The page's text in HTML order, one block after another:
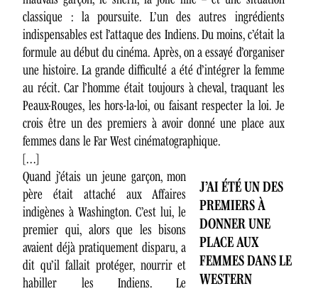
classique : la poursuite. L’un des autres ingrédients
indispensables est l’attaque des Indiens. Du moins, c’était la
formule au début du cinéma. Après, on a essayé d’organiser
une histoire. La grande difficulté a été d’intégrer la femme
au récit. Car l’homme était toujours à cheval, traquant les
Peaux-Rouges, les hors-la-loi, ou faisant respecter la loi. Je
crois être un des premiers à avoir donné une place aux
femmes dans le Far West cinématographique.
[…]
J’AI ÉTÉ UN DES
PREMIERS À
DONNER UNE
PLACE AUX
FEMMES DANS LE
WESTERN
Quand j’étais un jeune garçon, mon
père était attaché aux Affaires
indigènes à Washington. C’est lui, le
premier qui, alors que les bisons
avaient déjà pratiquement disparu, a
dit qu’il fallait protéger, nourrir et
habiller les Indiens. Le